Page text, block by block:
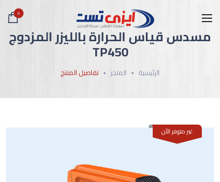
0
مسدس قياس الحرارة بالليزر المزدوج
TP450
الرئيسية المتجر تفاصيل المنتج
غير متوفر الأن